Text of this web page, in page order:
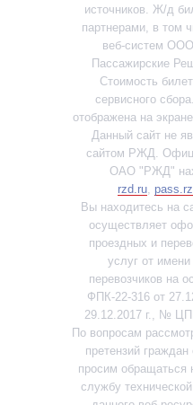
источников. Ж/д
партнерами, в том
веб-систем
Пассажирские
Стоимость
сервисного
отображена на
Данный сайт не
сайтом РЖД.
ОАО "РЖД"
rzd.ru,
Вы находитесь на
осуществляет
проездных и
услуг от
перевозчиков на
ФПК-22-316 от
29.12.2017 г., №
По вопросам
претензий
просим обращаться
службу